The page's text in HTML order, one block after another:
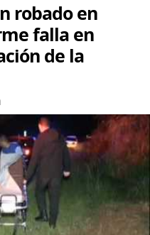
robado en
falla en
de la